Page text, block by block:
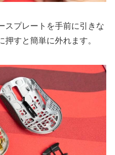
スプレートを手前に引きな
すと簡単に外れます。